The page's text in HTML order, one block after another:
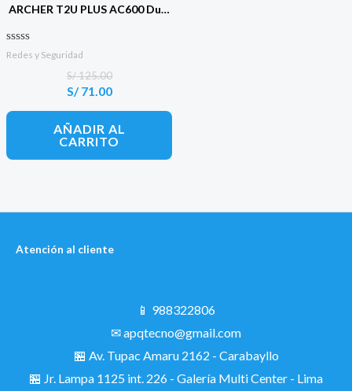
ARCHER T2U PLUS AC600 Dual
Valorado con
Redes y Seguridad
S/125.00
El
original
era:
S/ 125.00.
S/71.00
El
actual
es:
S/ 71.00.
AÑADIR AL
CARRITO
Atención al cliente
📱 988322806
✉ apqtecno@gmail.com
🏪 Av. Tupac Amaru 2162 - Carabayllo
🏪 Jr. Lampa 1125 int. 226 - Galería Multi Center - Lima